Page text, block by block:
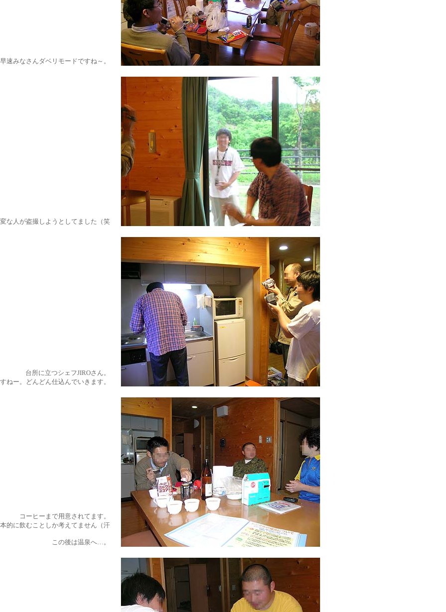
早速みなさんダベリモードですね～。
な人が盗撮しようとしてました（笑
台所に立つシェフJIROさん。
ねー。どんどん仕込んでいきます。
コーヒーまで用意されてます。
的に飲むことしか考えてません（汗
この後は温泉へ…。